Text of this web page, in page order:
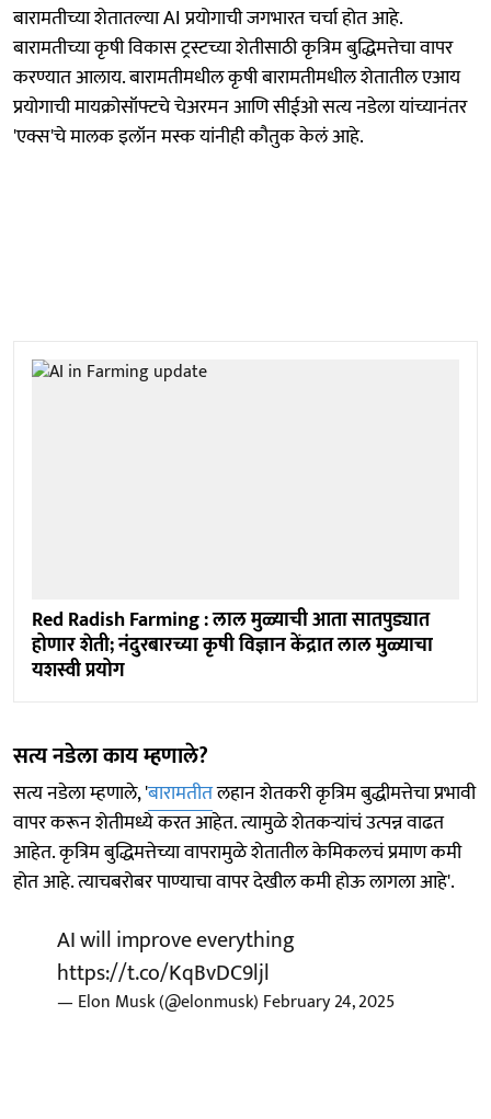
बारामतीच्या शेतातल्या AI प्रयोगाची जगभारत चर्चा होत आहे.
बारामतीच्या कृषी विकास ट्रस्टच्या शेतीसाठी कृत्रिम बुद्धिमत्तेचा वापर
करण्यात आलाय. बारामतीमधील कृषी बारामतीमधील शेतातील एआय
प्रयोगाची मायक्रोसॉफ्टचे चेअरमन आणि सीईओ सत्य नडेला यांच्यानंतर
'एक्स'चे मालक इलॉन मस्क यांनीही कौतुक केलं आहे.
Red Radish Farming : लाल मुळ्याची आता सातपुड्यात
होणार शेती; नंदुरबारच्या कृषी विज्ञान केंद्रात लाल मुळ्याचा
यशस्वी प्रयोग
सत्य नडेला काय म्हणाले?
सत्य नडेला म्हणाले, 'बारामतीतलहान शेतकरी कृत्रिम बुद्धीमत्तेचा प्रभावी
वापर करून शेतीमध्ये करत आहेत. त्यामुळे शेतकऱ्यांचं उत्पन्न वाढत
आहेत. कृत्रिम बुद्धिमत्तेच्या वापरामुळे शेतातील केमिकलचं प्रमाण कमी
होत आहे. त्याचबरोबर पाण्याचा वापर देखील कमी होऊ लागला आहे'.
AI will improve everything
https://t.co/KqBvDC9ljl
— Elon Musk (@elonmusk) February 24, 2025